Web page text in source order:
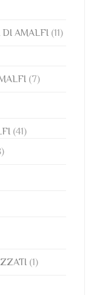
DI AMALFI (11)
(7)
(41)
(1)